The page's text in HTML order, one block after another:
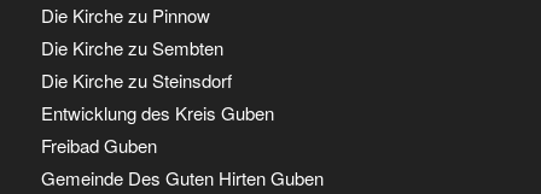
Die Kirche zu Pinnow
Die Kirche zu Sembten
Die Kirche zu Steinsdorf
Entwicklung des Kreis Guben
Freibad Guben
Gemeinde Des Guten Hirten Guben